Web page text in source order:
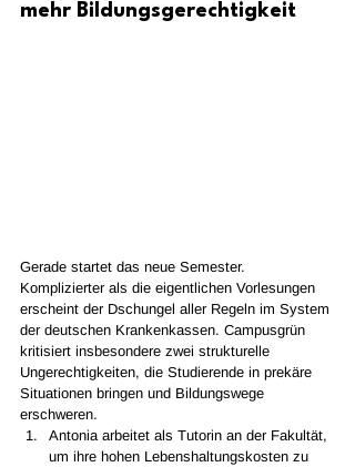
mehr Bildungsgerechtigkeit
Gerade startet das neue Semester.
Komplizierter als die eigentlichen Vorlesungen
erscheint der Dschungel aller Regeln im System
der deutschen Krankenkassen. Campusgrün
kritisiert insbesondere zwei strukturelle
Ungerechtigkeiten, die Studierende in prekäre
Situationen bringen und Bildungswege
erschweren.
Antonia arbeitet als Tutorin an der Fakultät,
um ihre hohen Lebenshaltungskosten zu